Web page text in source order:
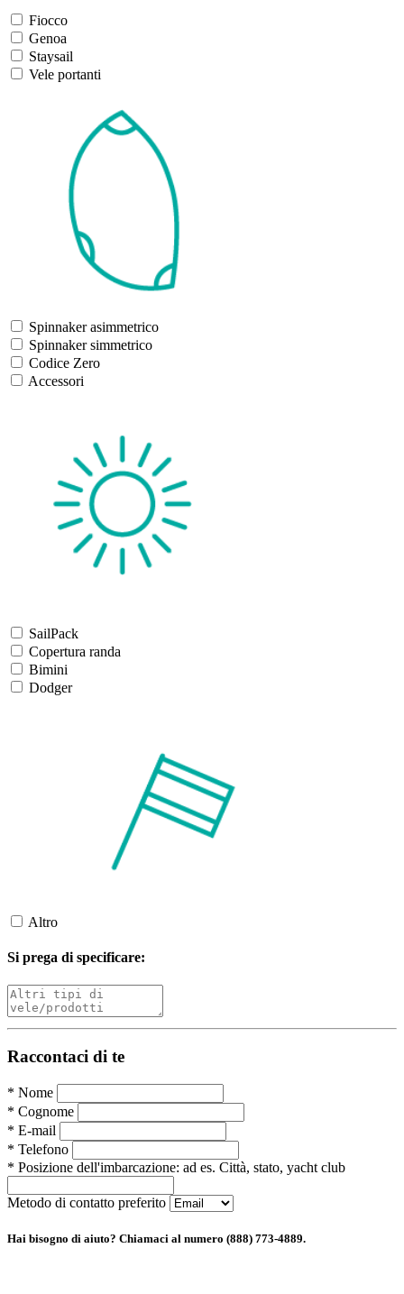
Fiocco
Genoa
Staysail
Vele portanti
Spinnaker asimmetrico
Spinnaker simmetrico
Codice Zero
Accessori
SailPack
Copertura randa
Bimini
Dodger
Altro
Si prega di specificare:
Raccontaci di te
* Nome
* Cognome
* E-mail
* Telefono
* Posizione dell'imbarcazione: ad es. Città, stato, yacht club
Metodo di contatto preferito
Hai bisogno di aiuto? Chiamaci al numero (888) 773-4889.